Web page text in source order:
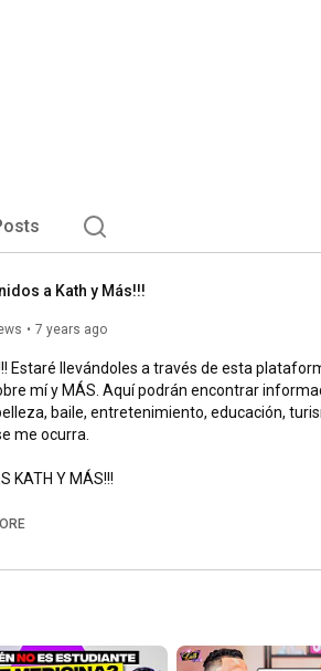
a Kath y Más!!!
7 years ago
Estaré llevándoles a través de esta
mí y MÁS. Aquí podrán encontrar
baile, entretenimiento, educación,
me ocurra.
KATH Y MÁS!!!
en Instagram: